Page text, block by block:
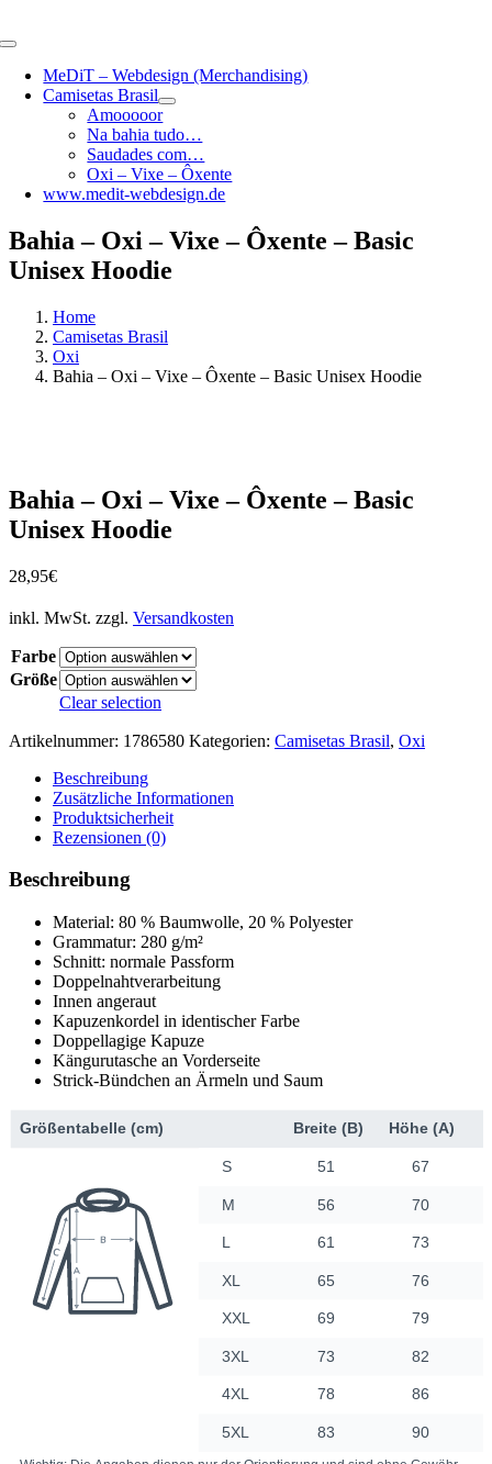
to
Toggle
NavigationMeDiT – Webdesign (Merchandising)
Camisetas Brasil
Amooooor
Na bahia tudo…
Saudades com…
Oxi – Vixe – Ôxente
www.medit-webdesign.de
Bahia – Oxi – Vixe – Ôxente – Basic
Unisex Hoodie
Home
Camisetas Brasil
Oxi
Bahia – Oxi – Vixe – Ôxente – Basic Unisex Hoodie
Bahia – Oxi – Vixe – Ôxente – Basic
Unisex Hoodie
28,95€
inkl. MwSt. zzgl. Versandkosten
Farbe
Größe
Clear selection
Artikelnummer: 1786580 Kategorien: Camisetas Brasil, Oxi
Beschreibung
Zusätzliche Informationen
Produktsicherheit
Rezensionen (0)
Beschreibung
Material: 80 % Baumwolle, 20 % Polyester
Grammatur: 280 g/m²
Schnitt: normale Passform
Doppelnahtverarbeitung
Innen angeraut
Kapuzenkordel in identischer Farbe
Doppellagige Kapuze
Kängurutasche an Vorderseite
Strick-Bündchen an Ärmeln und Saum